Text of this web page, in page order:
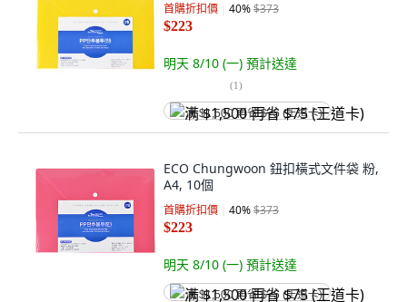
首購折扣價 40%$373
$223
明天 8/10 (一) 預計送達
(1)
满 $1,500 再省 $75 (王道卡)
ECO Chungwoon 鈕扣橫式文件袋 粉,
A4, 10個
首購折扣價 40%$373
$223
明天 8/10 (一) 預計送達
满 $1,500 再省 $75 (王道卡)